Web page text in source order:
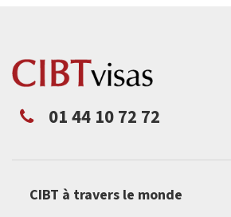
01 44 10 72 72
CIBT à travers le monde